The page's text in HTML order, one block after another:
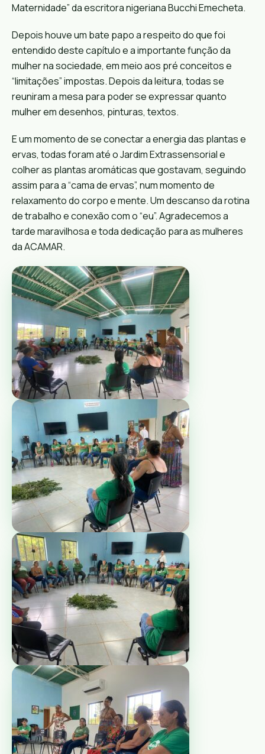
Maternidade” da escritora nigeriana Bucchi Emecheta.
Depois houve um bate papo a respeito do que foi
entendido deste capítulo e a importante função da
mulher na sociedade, em meio aos pré conceitos e
“limitações” impostas. Depois da leitura, todas se
reuniram a mesa para poder se expressar quanto
mulher em desenhos, pinturas, textos.
E um momento de se conectar a energia das plantas e
ervas, todas foram até o Jardim Extrassensorial e
colher as plantas aromáticas que gostavam, seguindo
assim para a “cama de ervas”, num momento de
relaxamento do corpo e mente. Um descanso da rotina
de trabalho e conexão com o “eu”. Agradecemos a
tarde maravilhosa e toda dedicação para as mulheres
da ACAMAR.